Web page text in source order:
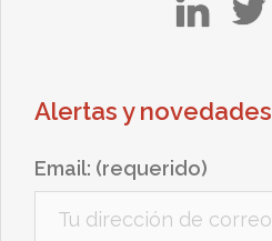
Alertas y novedades
Email: (requerido)